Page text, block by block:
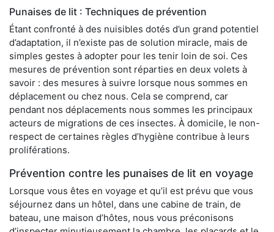
Punaises de lit : Techniques de prévention
Étant confronté à des nuisibles dotés d’un grand potentiel
d’adaptation, il n’existe pas de solution miracle, mais de
simples gestes à adopter pour les tenir loin de soi. Ces
mesures de prévention sont réparties en deux volets à
savoir : des mesures à suivre lorsque nous sommes en
déplacement ou chez nous. Cela se comprend, car
pendant nos déplacements nous sommes les principaux
acteurs de migrations de ces insectes. À domicile, le non-
respect de certaines règles d’hygiène contribue à leurs
proliférations.
Prévention contre les punaises de lit en voyage
Lorsque vous êtes en voyage et qu’il est prévu que vous
séjournez dans un hôtel, dans une cabine de train, de
bateau, une maison d’hôtes, nous vous préconisons